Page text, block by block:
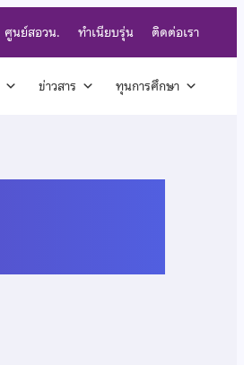
ศูนย์สอวน. ทำเนียบรุ่น ติดต่อเรา
ข่าวสาร ทุนการศึกษา